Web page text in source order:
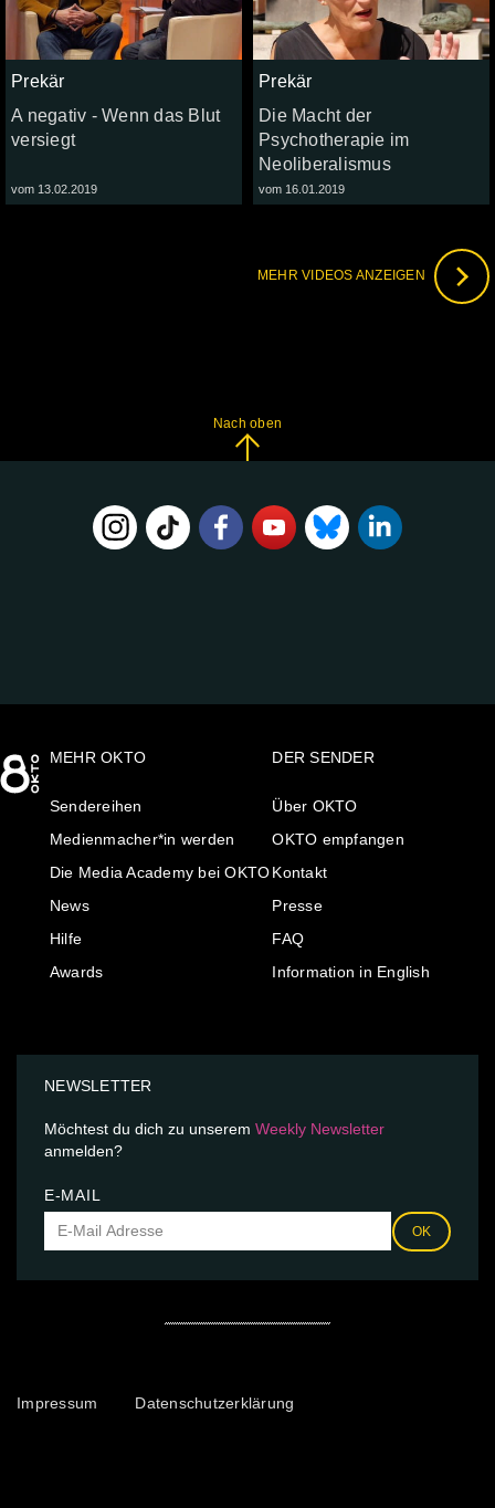
Prekär
A negativ - Wenn das Blut
versiegt
vom 13.02.2019
Prekär
Die Macht der
Psychotherapie im
Neoliberalismus
vom 16.01.2019
MEHR VIDEOS ANZEIGEN
Nach oben
MEHR OKTO
Sendereihen
Medienmacher*in werden
Die Media Academy bei OKTO
News
Hilfe
Awards
DER SENDER
Über OKTO
OKTO empfangen
Kontakt
Presse
FAQ
Information in English
NEWSLETTER
Möchtest du dich zu unserem Weekly Newsletter
anmelden?
E-MAIL
OK
Impressum Datenschutzerklärung